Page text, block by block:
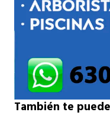
También te